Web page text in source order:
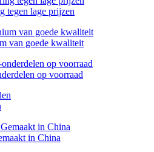
tegen lage prijzen
van goede kwaliteit
op voorraad
in China